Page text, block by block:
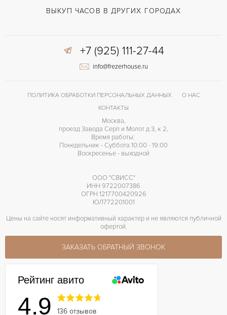
ВЫКУП ЧАСОВ В ДРУГИХ ГОРОДАХ
+7 (925) 111-27-44
info@frezerhouse.ru
ПОЛИТИКА ОБРАБОТКИ ПЕРСОНАЛЬНЫХ ДАННЫХ
О НАС
КОНТАКТЫ
Москва,
проезд Завода Серп и Молот д 3, к 2,
Время работы:
Понедельник - Суббота 10:00 - 19:00
Воскресенье - выходной
ООО "СВИСС"
ИНН 9722007386
ОГРН 1217700420926
ЮЛ772201001
Цены на сайте носят информативный характер и не являются публичной
офертой.
ЗАКАЗАТЬ ОБРАТНЫЙ ЗВОНОК
Рейтинг авито
4.9 136 отзывов